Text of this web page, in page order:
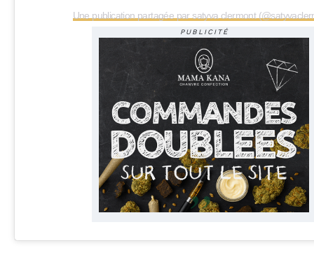
Une publication partagée par satyva clermont
PUBLICITÉ